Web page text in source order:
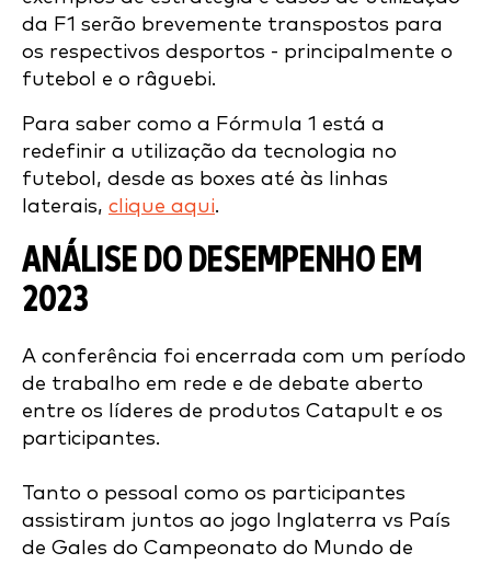
da F1 serão brevemente transpostos para
os respectivos desportos - principalmente o
futebol e o râguebi.
Para saber como a Fórmula 1 está a
redefinir a utilização da tecnologia no
futebol, desde as boxes até às linhas
laterais, clique aqui.
ANÁLISE DO DESEMPENHO EM
2023
A conferência foi encerrada com um período
de trabalho em rede e de debate aberto
entre os líderes de produtos Catapult e os
participantes.
Tanto o pessoal como os participantes
assistiram juntos ao jogo Inglaterra vs País
de Gales do Campeonato do Mundo de